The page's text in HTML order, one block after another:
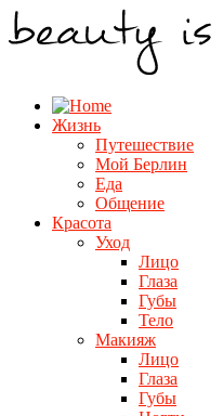
Жизнь
Путешествие
Мой Берлин
Еда
Общение
Красота
Уход
Лицо
Глаза
Губы
Тело
Макияж
Лицо
Глаза
Губы